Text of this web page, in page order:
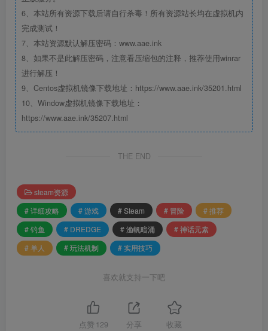
6、本站所有资源下载后请自行杀毒！所有资源站长均在虚拟机内
完成测试！
7、本站资源默认解压密码：www.aae.ink
8、如果不是此解压密码，注意看压缩包的注释，推荐使用winrar
进行解压！
9、Centos虚拟机镜像下载地址：https://www.aae.ink/35201.html
10、Window虚拟机镜像下载地址：
https://www.aae.ink/35207.html
THE END
steam资源
# 详细攻略
# 游戏 # Steam # 冒险
# 推荐
# 钓鱼
# DREDGE # 渔帆暗涌
# 神话元素
# 单人
# 玩法机制 # 实用技巧‌
喜欢就支持一下吧
点赞 129 分享 收藏